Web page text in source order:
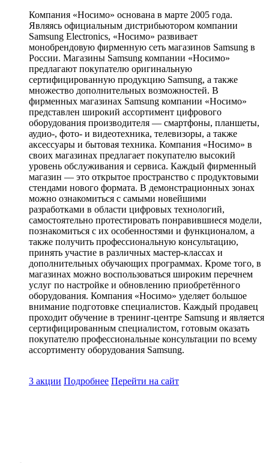
Компания «Носимо» основана в марте 2005 года.
Являясь официальным дистрибьютором компании
Samsung Electronics, «Носимо» развивает
монобрендовую фирменную сеть магазинов Samsung в
России. Магазины Samsung компании «Носимо»
предлагают покупателю оригинальную
сертифицированную продукцию Samsung, а также
множество дополнительных возможностей. В
фирменных магазинах Samsung компании «Носимо»
представлен широкий ассортимент цифрового
оборудования производителя — смартфоны, планшеты,
аудио-, фото- и видеотехника, телевизоры, а также
аксессуары и бытовая техника. Компания «Носимо» в
своих магазинах предлагает покупателю высокий
уровень обслуживания и сервиса. Каждый фирменный
магазин — это открытое пространство с продуктовыми
стендами нового формата. В демонстрационных зонах
можно ознакомиться с самыми новейшими
разработками в области цифровых технологий,
самостоятельно протестировать понравившиеся модели,
познакомиться с их особенностями и функционалом, а
также получить профессиональную консультацию,
принять участие в различных мастер-классах и
дополнительных обучающих программах. Кроме того, в
магазинах можно воспользоваться широким перечнем
услуг по настройке и обновлению приобретённого
оборудования. Компания «Носимо» уделяет большое
внимание подготовке специалистов. Каждый продавец
проходит обучение в тренинг-центре Samsung и является
сертифицированным специалистом, готовым оказать
покупателю профессиональные консультации по всему
ассортименту оборудования Samsung.
3 акции Подробнее Перейти на сайт